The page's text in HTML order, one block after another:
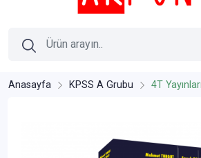
Anasayfa KPSS A Grubu 4T Yayınları